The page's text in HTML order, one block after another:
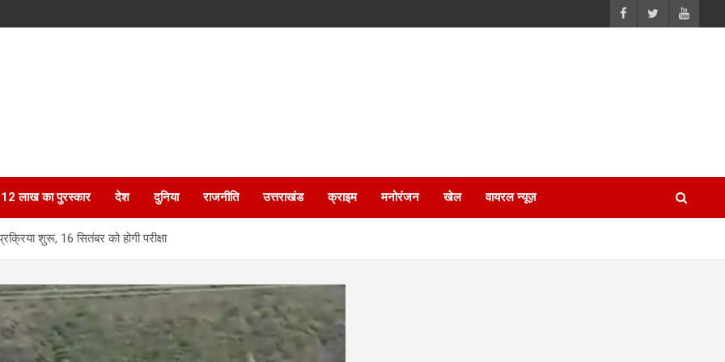
12 लाख का पुरस्कार देश दुनिया राजनीति उत्तराखंड क्राइम मनोरंजन खेल वायरल न्यूज़
शुरू, 16 सितंबर को होगी परीक्षा